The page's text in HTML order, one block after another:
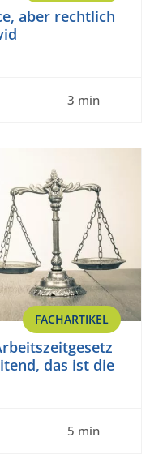
aber rechtlich
3 min
FACHARTIKEL
das ist die
5 min